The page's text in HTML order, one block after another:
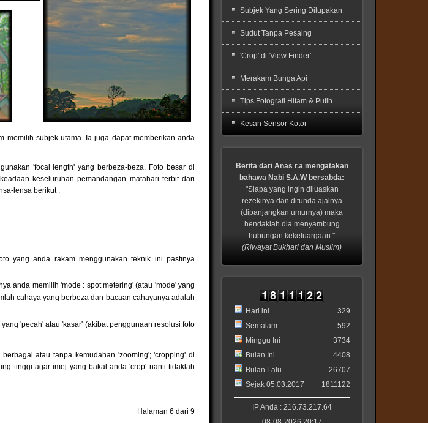
memilih subjek utama. Ia juga dapat memberikan anda
'focal length' yang berbeza-beza. Foto besar di
keseluruhan pemandangan matahari terbit dari
lensa berikut :
yang anda rakam menggunakan teknik ini pastinya
anda memilih 'mode : spot metering' (atau 'mode' yang
cahaya yang berbeza dan bacaan cahayanya adalah
'pecah' atau 'kasar' (akibat penggunaan resolusi foto
atau tanpa kemudahan 'zooming'; 'cropping' di
tinggi agar imej yang bakal anda 'crop' nanti tidaklah
Halaman 6 dari 9
Subjek Yang Sering Dilupakan
Sudut Tanpa Pesaing
'Crop' di 'View Finder'
Merakam Bunga Api
Tips Fotografi Hitam & Putih
Kesan Sensor Kotor
Berita dari Anas r.a mengatakan
bahawa Nabi S.A.W bersabda:
"Siapa yang ingin diluaskan
rezekinya dan ditunda ajalnya
(dipanjangkan umurnya) maka
hendaklah dia menyambung
hubungan kekeluargaan."
(Riwayat Bukhari dan Muslim)
Hari ini
Semalam
Minggu Ini
Bulan Ini
Bulan Lalu
Sejak 05.03.2017
329
592
3734
4408
26707
1811122
IP Anda : 216.73.217.64
08-08-2026 20:17